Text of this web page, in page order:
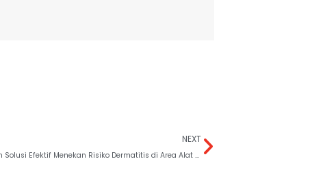
NEXT
Inilah Solusi Efektif Menekan Risiko Dermatitis di Area Alat Vital